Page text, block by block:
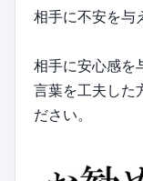
相手に不安を与
相手に安心感を
言葉を工夫した
ださい。